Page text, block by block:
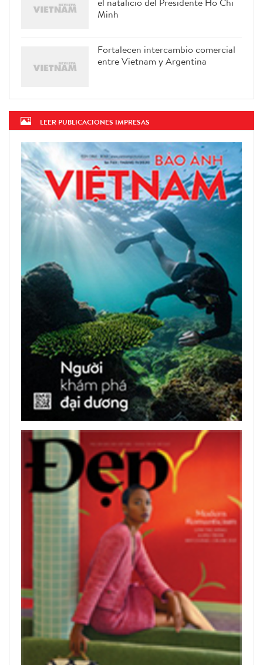
Minh
Fortalecen intercambio comercial
entre Vietnam y Argentina
LEER PUBLICACIONES IMPRESAS